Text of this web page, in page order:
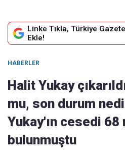
Linke Tıkla, Türkiye
Ekle!
HABERLER
Halit Yukay
mu, son durum
Yukay'ın cesedi
bulunmuştu